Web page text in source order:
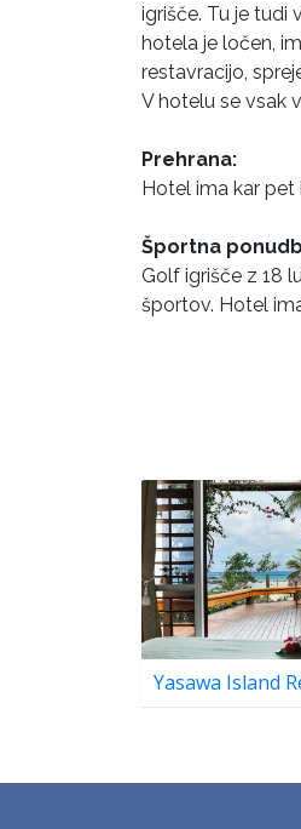
igrišče. Tu je tudi
hotela je ločen,
restavracijo,
V hotelu se vsak
Prehrana:
Hotel ima kar pet
Športna
Golf igrišče z 18
športov. Hotel
Yasawa Island